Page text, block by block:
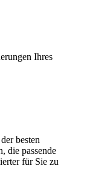
Ihres
besten
die passende
für Sie zu